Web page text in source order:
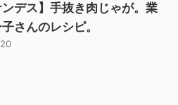
ンデス】手抜き肉じゃが。業
さんのレシピ。